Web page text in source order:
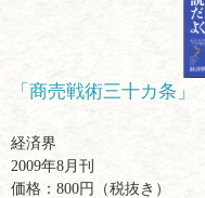
「商売戦術三十カ条」
経済界
2009年8月刊
価格：800円（税抜き）